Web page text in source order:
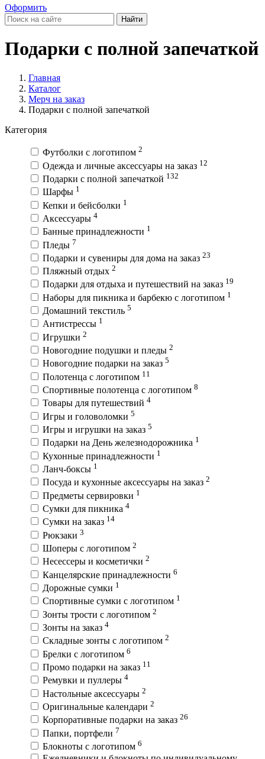
Оформить
Найти
Подарки с полной запечаткой
Главная
Каталог
Мерч на заказ
Подарки с полной запечаткой
Категория
Футболки с логотипом 2
Одежда и личные аксессуары на заказ 12
Подарки с полной запечаткой 132
Шарфы 1
Кепки и бейсболки 1
Аксессуары 4
Банные принадлежности 1
Пледы 7
Подарки и сувениры для дома на заказ 23
Пляжный отдых 2
Подарки для отдыха и путешествий на заказ 19
Наборы для пикника и барбекю с логотипом 1
Домашний текстиль 5
Антистрессы 1
Игрушки 2
Новогодние подушки и пледы 2
Новогодние подарки на заказ 5
Полотенца с логотипом 11
Спортивные полотенца с логотипом 8
Товары для путешествий 4
Игры и головоломки 5
Игры и игрушки на заказ 5
Подарки на День железнодорожника 1
Кухонные принадлежности 1
Ланч-боксы 1
Посуда и кухонные аксессуары на заказ 2
Предметы сервировки 1
Сумки для пикника 4
Сумки на заказ 14
Рюкзаки 3
Шоперы с логотипом 2
Несессеры и косметички 2
Канцелярские принадлежности 6
Дорожные сумки 1
Спортивные сумки с логотипом 1
Зонты трости с логотипом 2
Зонты на заказ 4
Складные зонты с логотипом 2
Брелки с логотипом 6
Промо подарки на заказ 11
Ремувки и пуллеры 4
Настольные аксессуары 2
Оригинальные календари 2
Корпоративные подарки на заказ 26
Папки, портфели 7
Блокноты с логотипом 6